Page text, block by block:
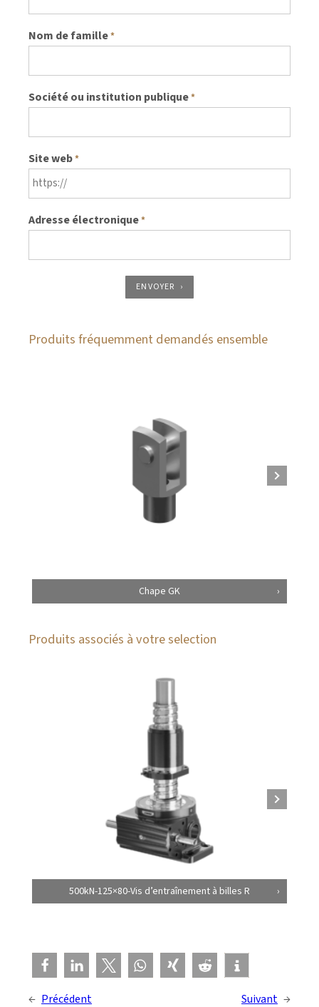
Nom de famille*
Société ou institution publique*
Site web*
Adresse électronique*
ENVOYER
Produits fréquemment demandés ensemble
Chape GK
Produits associés à votre selection
500kN-125×80-Vis d’entraînement à billes R
← Précédent Suivant →